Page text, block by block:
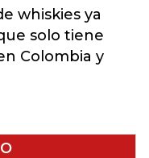
whiskies ya
solo tiene
Colombia y